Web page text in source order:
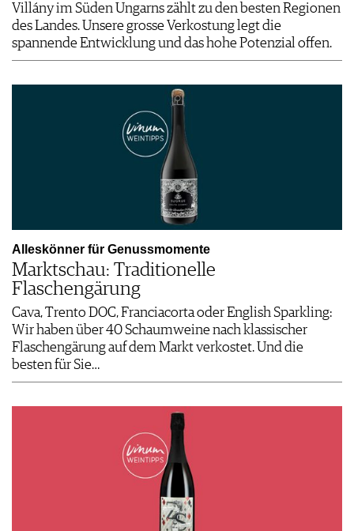
Villány im Süden Ungarns zählt zu den besten Regionen
des Landes. Unsere grosse Verkostung legt die
spannende Entwicklung und das hohe Potenzial offen.
Alleskönner für Genussmomente
Marktschau: Traditionelle
Flaschengärung
Cava, Trento DOC, Franciacorta oder English Sparkling:
Wir haben über 40 Schaumweine nach klassischer
Flaschengärung auf dem Markt verkostet. Und die
besten für Sie…